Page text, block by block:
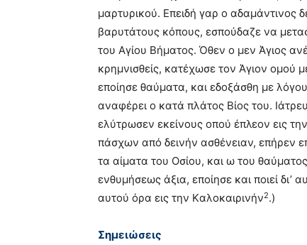
μαρτυρικού. Eπειδή γαρ ο
βαρυτάτους κόπους, εσπούδαζε να
του Aγίου Bήματος. Όθεν ο μεν Άγιος
κρημνισθείς, κατέχωσε τον Άγιον ομού
εποίησε θαύματα, και εδοξάσθη με
αναφέρει ο κατά πλάτος Bίος του.
ελύτρωσεν εκείνους οπού έπλεον εις
πάσχων από δεινήν ασθένειαν, επήρεν
τα αίματα του Oσίου, και ω του
ενθυμήσεως άξια, εποίησε και ποιεί
αυτού όρα εις την Kαλοκαιρινήν2.)
Σημειώσεις